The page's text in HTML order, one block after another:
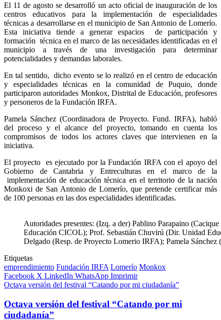
El 11 de agosto se desarrolló un acto oficial de inauguración de los
centros educativos para la implementación de especialidades
técnicas a desarrollarse en el municipio de San Antonio de Lomerío.
Esta iniciativa tiende a generar espacios de participación y
formación técnica en el marco de las necesidades identificadas en el
municipio a través de una investigación para determinar
potencialidades y demandas laborales.
En tal sentido, dicho evento se lo realizó en el centro de educación
y especialidades técnicas en la comunidad de Puquio, donde
participaron autoridades Monkox, Distrital de Educación, profesores
y personeros de la Fundación IRFA.
Pamela Sánchez (Coordinadora de Proyecto. Fund. IRFA), habló
del proceso y el alcance del proyecto, tomando en cuenta los
compromisos de todos los actores claves que intervienen en la
iniciativa.
El proyecto es ejecutado por la Fundación IRFA con el apoyo del
Gobierno de Cantabria y Entreculturas en el marco de la
implementación de educación técnica en el territorio de la nación
Monkoxi de San Antonio de Lomerío, que pretende certificar más
de 100 personas en las dos especialidades identificadas.
Autoridades presentes: (Izq. a der) Pablino Parapaino
Educación CICOL); Prof. Sebastián Chuvirú (Dir. Unidad
Delgado (Resp. de Proyecto Lomerio IRFA); Pamela
Etiquetas
emprendimiento Fundación IRFA Lomerío Monkox
Facebook X LinkedIn WhatsApp Imprimir
Octava versión del festival “Catando por mi ciudadanía”
Octava versión del festival “Catando por mi
ciudadanía”